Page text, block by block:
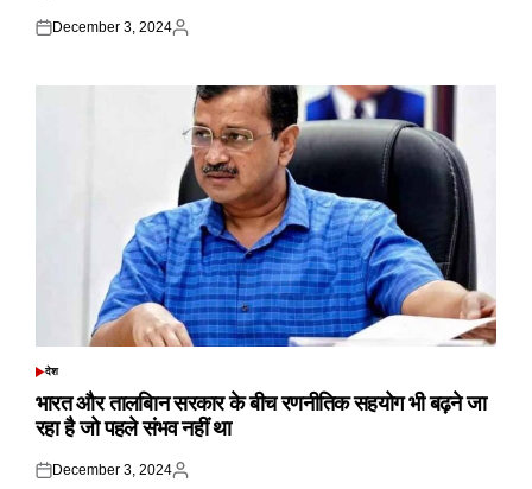
Posted
December 3, 2024
Posted
POSTED
देश
भारत और तालबिान सरकार के बीच रणनीतिक सहयोग भी बढ़ने जा
रहा है जो पहले संभव नहीं था
Posted
December 3, 2024
Posted